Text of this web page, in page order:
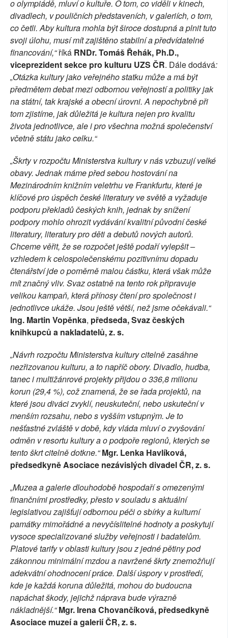
o olympiádě, mluví o kultuře. O tom, co viděli v kinech,
divadlech, v pouličních představeních, v galeriích, o tom,
co četli. Aby kultura mohla být široce dostupná a plnit tuto
svoji úlohu, musí mít zajištěno stabilní a předvídatelné
financování,“říká RNDr. Tomáš Řehák, Ph.D.,
viceprezident sekce pro kulturu UZS ČR. Dále dodává:
„Otázka kultury jako veřejného statku může a má být
předmětem debat mezi odbornou veřejností a politiky jak
na státní, tak krajské a obecní úrovni. A nepochybně při
tom zjistíme, jak důležitá je kultura nejen pro kvalitu
života jednotlivce, ale i pro všechna možná společenství
včetně státu jako celku.“
„Škrty v rozpočtu Ministerstva kultury v nás vzbuzují velké
obavy. Jednak máme před sebou hostování na
Mezinárodním knižním veletrhu ve Frankfurtu, které je
klíčové pro úspěch české literatury ve světě a vyžaduje
podporu překladů českých knih, jednak by snížení
podpory mohlo ohrozit vydávání kvalitní původní české
literatury, literatury pro děti a debutů nových autorů.
Chceme věřit, že se rozpočet ještě podaří vylepšit –
vzhledem k celospolečenskému pozitivnímu dopadu
čtenářství jde o poměrně malou částku, která však může
mít značný vliv. Svaz ostatně na tento rok připravuje
velikou kampaň, která přínosy čtení pro společnost i
jednotlivce ukáže. Jsou ještě větší, než jsme očekávali.“
Ing. Martin Vopěnka, předseda, Svaz českých
knihkupců a nakladatelů, z. s.
„Návrh rozpočtu Ministerstva kultury citelně zasáhne
nezřizovanou kulturu, a to napříč obory. Divadlo, hudba,
tanec i multižánrové projekty přijdou o 336,8 milionu
korun (29,4 %), což znamená, že se řada projektů, na
které jsou diváci zvyklí, neuskuteční, nebo uskuteční v
menším rozsahu, nebo s vyšším vstupným. Je to
nešťastné zvláště v době, kdy vláda mluví o zvyšování
odměn v resortu kultury a o podpoře regionů, kterých se
tento škrt citelně dotkne.“ Mgr. Lenka Havlíková,
předsedkyněAsociace nezávislých divadel ČR, z. s.
„Muzea a galerie dlouhodobě hospodaří s omezenými
finančními prostředky, přesto v souladu s aktuální
legislativou zajišťují odbornou péči o sbírky a kulturní
památky mimořádné a nevyčíslitelné hodnoty a poskytují
vysoce specializované služby veřejnosti i badatelům.
Platové tarify v oblasti kultury jsou z jedné pětiny pod
zákonnou minimální mzdou a navržené škrty znemožňují
adekvátní ohodnocení práce. Další úspory v prostředí,
kde je každá koruna důležitá, mohou do budoucna
napáchat škody, jejichž náprava bude výrazně
nákladnější.“ Mgr. Irena Chovančíková, předsedkyně
Asociace muzeí a galerií ČR, z. s.